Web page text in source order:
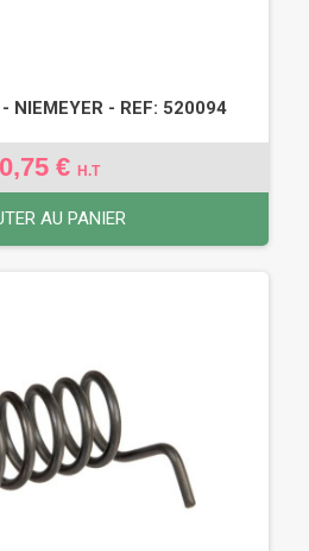
- NIEMEYER - REF: 520094
0,75 € H.T
AU PANIER